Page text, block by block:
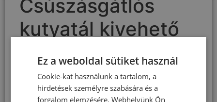
Csúszásgátlós
kutyatál kivehető
rozsdamentes fém
tállal 22 cm
Ez a weboldal sütiket használ
Cookie-kat használunk a tartalom, a
hirdetések személyre szabására és a
forgalom elemzésére. Webhelyünk Ön